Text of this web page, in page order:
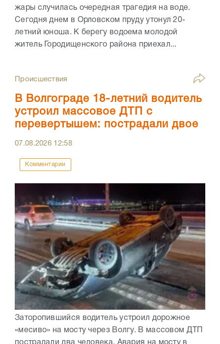
жары случилась очередная трагедия на воде.
Сегодня днем в Орловском пруду утонул 20-
летний юноша. К берегу водоема молодой
житель Городищенского района приехал...
Происшествия
В Волгограде 18-летний водитель
устроил массовое ДТП с
перевертышем: пострадали двое
07.08.2026 12:58
Комментарии
Заторопившийся водитель устроил дорожное
«месиво» на мосту через Волгу. В массовом ДТП
пострадали два человека. Авария на мосту в